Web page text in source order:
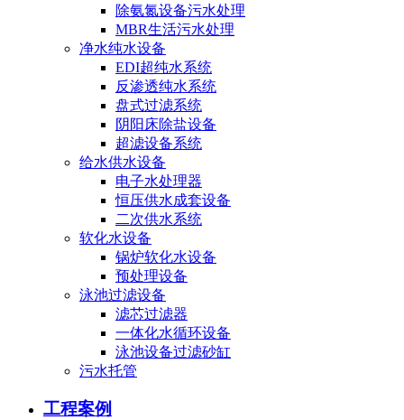
除氨氮设备污水处理
MBR生活污水处理
净水纯水设备
EDI超纯水系统
反渗透纯水系统
盘式过滤系统
阴阳床除盐设备
超滤设备系统
给水供水设备
电子水处理器
恒压供水成套设备
二次供水系统
软化水设备
锅炉软化水设备
预处理设备
泳池过滤设备
滤芯过滤器
一体化水循环设备
泳池设备过滤砂缸
污水托管
工程案例